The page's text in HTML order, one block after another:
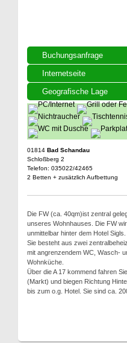
Buchungsanfrage
Internetseite
Geografische Lage
01814 Bad Schandau
Schloßberg 2
Telefon: 035022/42465
2 Betten + zusätzlich Aufbettung
Die FW (ca. 40qm)ist zentral
unseres Wohnhauses. Die FW
unmittelbar hinter dem Hotel Sigls.
Sie besteht aus zwei
mit angrenzendem WC, Wasch-
Wohnküche.
Über die A 17 kommend fahren
(Markt) und biegen Richtung
bis zum o.g. Hotel. Sie sind ca.